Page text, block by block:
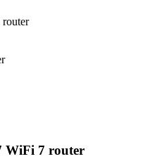
WiFi 7 router